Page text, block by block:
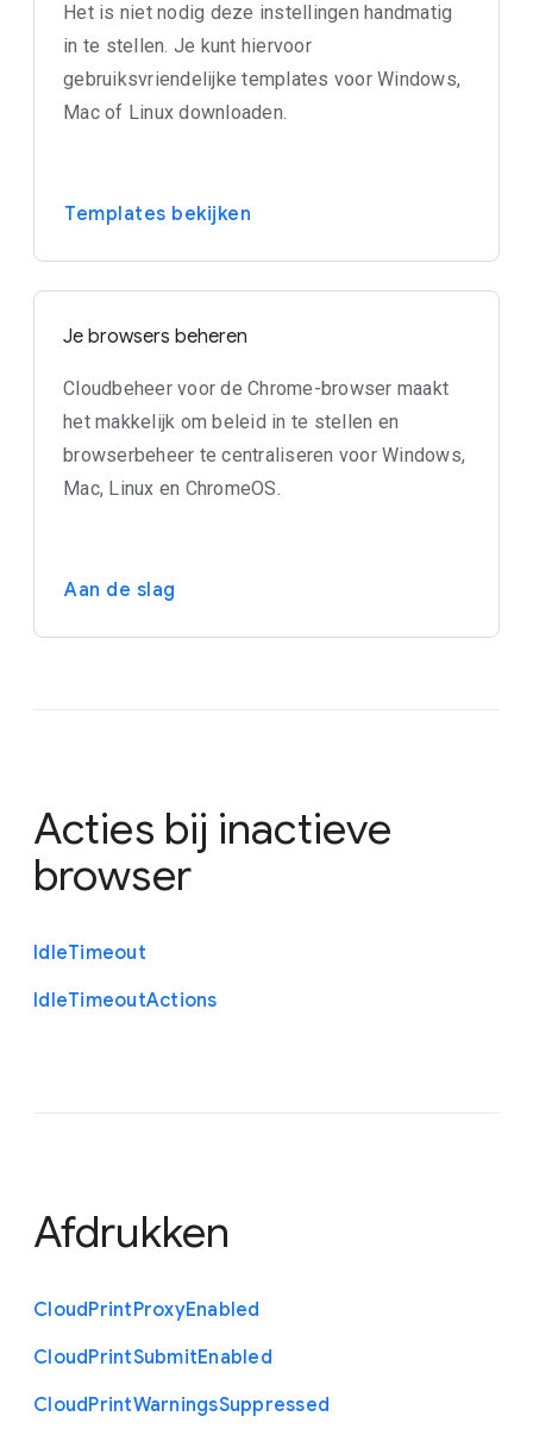
Het is niet nodig deze instellingen handmatig
in te stellen. Je kunt hiervoor
gebruiksvriendelijke templates voor Windows,
Mac of Linux downloaden.
Templates bekijken
Je browsers beheren
Cloudbeheer voor de Chrome-browser maakt
het makkelijk om beleid in te stellen en
browserbeheer te centraliseren voor Windows,
Mac, Linux en ChromeOS.
Aan de slag
Acties bij inactieve
browser
IdleTimeout
IdleTimeoutActions
Afdrukken
CloudPrintProxyEnabled
CloudPrintSubmitEnabled
CloudPrintWarningsSuppressed